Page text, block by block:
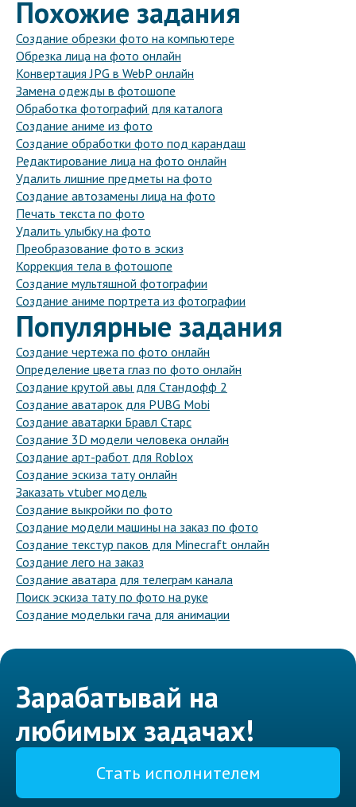
Похожие задания
Создание обрезки фото на компьютере
Обрезка лица на фото онлайн
Конвертация JPG в WebP онлайн
Замена одежды в фотошопе
Обработка фотографий для каталога
Создание аниме из фото
Создание обработки фото под карандаш
Редактирование лица на фото онлайн
Удалить лишние предметы на фото
Создание автозамены лица на фото
Печать текста по фото
Удалить улыбку на фото
Преобразование фото в эскиз
Коррекция тела в фотошопе
Создание мультяшной фотографии
Создание аниме портрета из фотографии
Популярные задания
Создание чертежа по фото онлайн
Определение цвета глаз по фото онлайн
Создание крутой авы для Стандофф 2
Создание аватарок для PUBG Mobi
Создание аватарки Бравл Старс
Создание 3D модели человека онлайн
Создание арт-работ для Roblox
Создание эскиза тату онлайн
Заказать vtuber модель
Создание выкройки по фото
Создание модели машины на заказ по фото
Создание текстур паков для Minecraft онлайн
Создание лего на заказ
Создание аватара для телеграм канала
Поиск эскиза тату по фото на руке
Создание модельки гача для анимации
Зарабатывай на
любимых задачах!
Стать исполнителем